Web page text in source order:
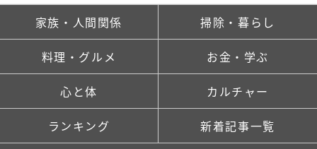
家族・人間関係 掃除・暮らし
料理・グルメ お金・学ぶ
心と体 カルチャー
ランキング 新着記事一覧